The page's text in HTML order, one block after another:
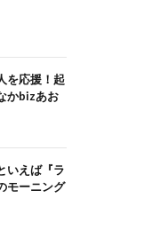
を応援！起
かbizあお
いえば『ラ
モーニング